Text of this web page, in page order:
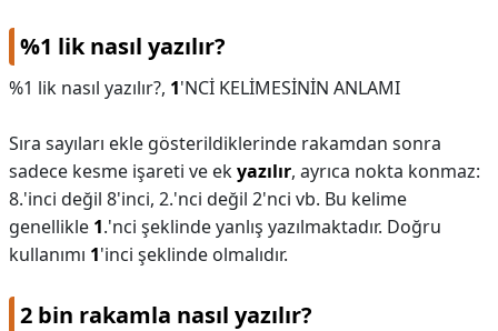
%1 lik nasıl yazılır?
%1 lik nasıl yazılır?, 1'NCİ KELİMESİNİN ANLAMI
Sıra sayıları ekle gösterildiklerinde rakamdan sonra
sadece kesme işareti ve ekyazılır, ayrıca nokta konmaz:
8.'inci değil 8'inci, 2.'nci değil 2'nci vb. Bu kelime
genellikle 1.'nci şeklinde yanlış yazılmaktadır. Doğru
kullanımı 1'inci şeklinde olmalıdır.
2 bin rakamla nasıl yazılır?